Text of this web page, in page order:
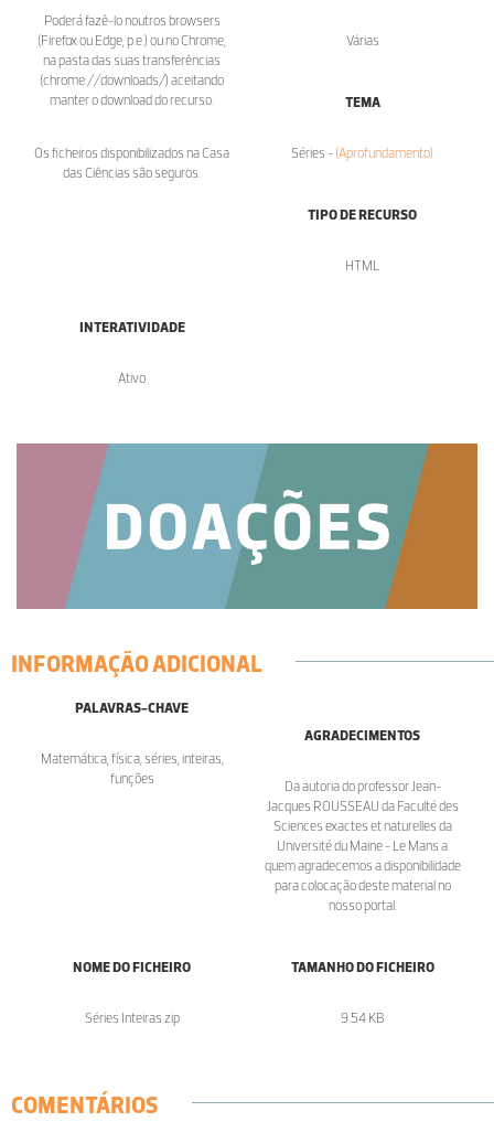
Poderá fazê-lo noutros browsers
(Firefox ou Edge, p.e.) ou no Chrome,
na pasta das suas transferências
(chrome://downloads/) aceitando
manter o download do recurso.
Os ficheiros disponibilizados na Casa
das Ciências são seguros.
Várias
TEMA
Séries - (Aprofundamento)
TIPO DE RECURSO
HTML
INTERATIVIDADE
Ativo
INFORMAÇÃO ADICIONAL
PALAVRAS-CHAVE
Matemática, física, séries, inteiras,
funções
AGRADECIMENTOS
Da autoria do professor Jean-
Jacques ROUSSEAU da Faculté des
Sciences exactes et naturelles da
Université du Maine - Le Mans a
quem agradecemos a disponibilidade
para colocação deste material no
nosso portal.
NOME DO FICHEIRO
Séries Inteiras.zip
TAMANHO DO FICHEIRO
9.54 KB
COMENTÁRIOS